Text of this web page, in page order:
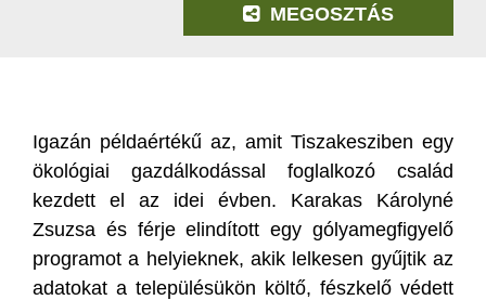
MEGOSZTÁS
Igazán példaértékű az, amit Tiszakesziben egy
ökológiai gazdálkodással foglalkozó család
kezdett el az idei évben. Karakas Károlyné
Zsuzsa és férje elindított egy gólyamegfigyelő
programot a helyieknek, akik lelkesen gyűjtik az
adatokat a településükön költő, fészkelő védett